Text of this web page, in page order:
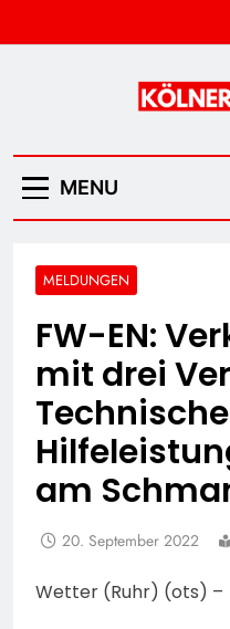
to
MENU
MELDUNGEN
FW-EN:
mit drei
Technische
am
20. September 2022
Wetter (Ruhr) (ots) –